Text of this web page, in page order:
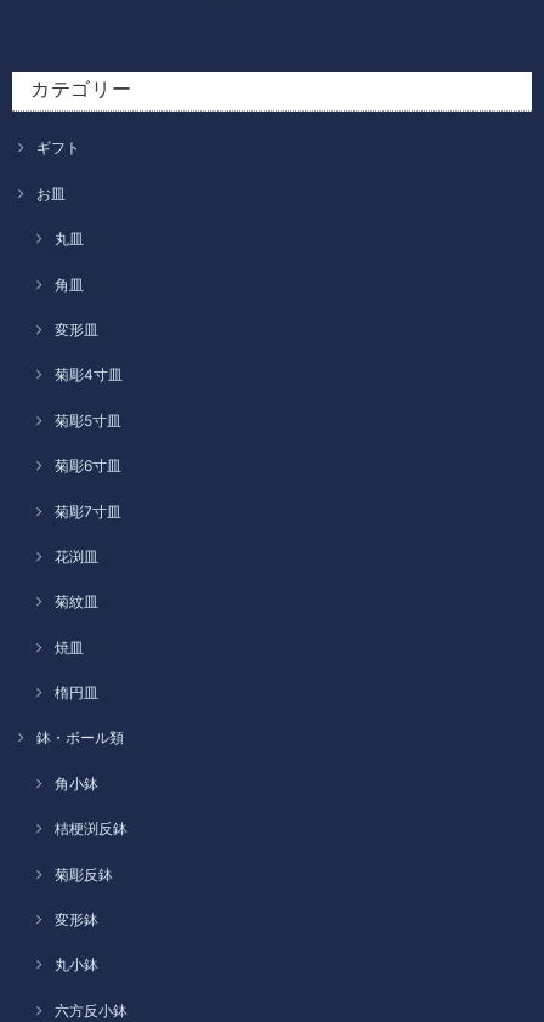
カテゴリー
ギフト
お皿
丸皿
角皿
変形皿
菊彫4寸皿
菊彫5寸皿
菊彫6寸皿
菊彫7寸皿
花渕皿
菊紋皿
焼皿
楕円皿
鉢・ボール類
角小鉢
桔梗渕反鉢
菊彫反鉢
変形鉢
丸小鉢
六方反小鉢